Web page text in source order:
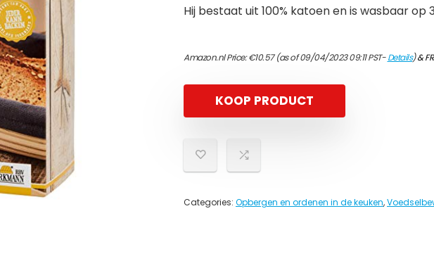
Hij bestaat uit 100% katoen en is wasbaar op
Amazon.nl Price:€10.57(as of 09/04/2023 09:11 PST-Details)&
KOOP PRODUCT
Categories: Opbergen en ordenen in de keuken,